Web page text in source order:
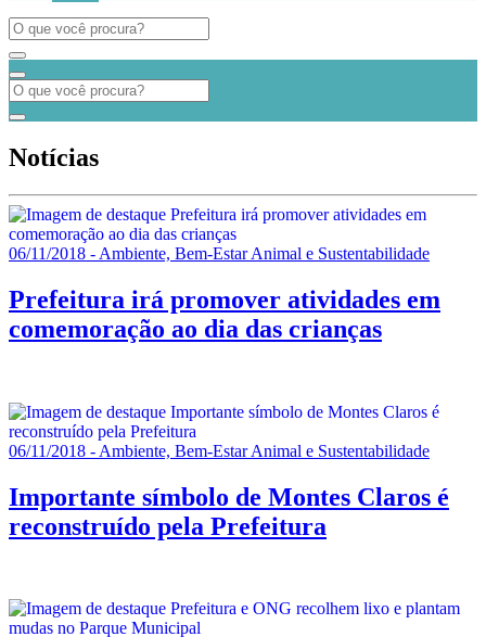
Notícias
06/11/2018 - Ambiente, Bem-Estar Animal e Sustentabilidade
Prefeitura irá promover atividades em
comemoração ao dia das crianças
06/11/2018 - Ambiente, Bem-Estar Animal e Sustentabilidade
Importante símbolo de Montes Claros é
reconstruído pela Prefeitura